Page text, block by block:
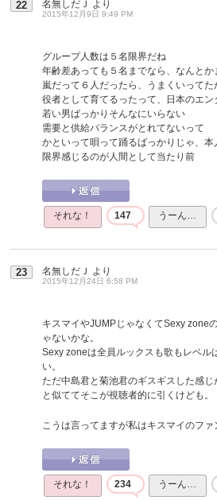
22 名無しだＪ より
2015年12月9日 9:49 PM
グループ人数は５名限界だね
年齢差あっても５名までなら、なんとか
嵐だって６人だったら、うまくいってた
役者として育てるったって、日本のエン
若い男ばっかりそんなにいらない
需要と供給バランスがとれてないって
かといって唄って踊るばっかりじゃ、
限界感じるのが人間として当たり前
それな！ 147 うーん…
23 名無しだＪ より
2015年12月24日 6:58 PM
キスマイやJUMPじゃなくてSexy zone
ゃないかな。
Sexy zoneは全員ルックスも歌もレベル
い。
ただ中島君と菊池君のギスギスした感
と似ててそこが視聴者的に引くけども。
こうは言ってますが私はキスマイのファ
それな！ 234 うーん…